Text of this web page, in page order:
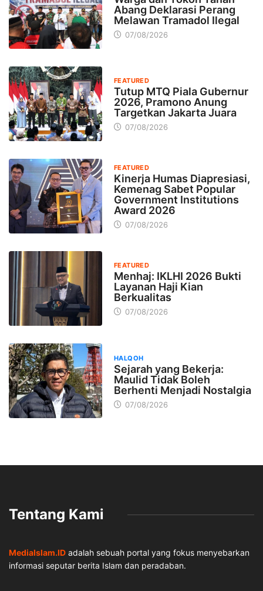
Abang Deklarasi Perang
Melawan Tramadol Ilegal
07/08/2026
FEATURED
Tutup MTQ Piala Gubernur
2026, Pramono Anung
Targetkan Jakarta Juara
07/08/2026
FEATURED
Kinerja Humas Diapresiasi,
Kemenag Sabet Popular
Government Institutions
Award 2026
07/08/2026
FEATURED
Menhaj: IKLHI 2026 Bukti
Layanan Haji Kian
Berkualitas
07/08/2026
HALQOH
Sejarah yang Bekerja:
Maulid Tidak Boleh
Berhenti Menjadi Nostalgia
07/08/2026
Tentang Kami
MediaIslam.ID adalah sebuah portal yang fokus menyebarkan
informasi seputar berita Islam dan peradaban.